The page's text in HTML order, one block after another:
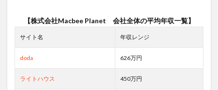
【株式会社Macbee Planet 会社全体の平均年収一覧】
サイト名 年収レンジ
doda 626万円
ライトハウス 450万円